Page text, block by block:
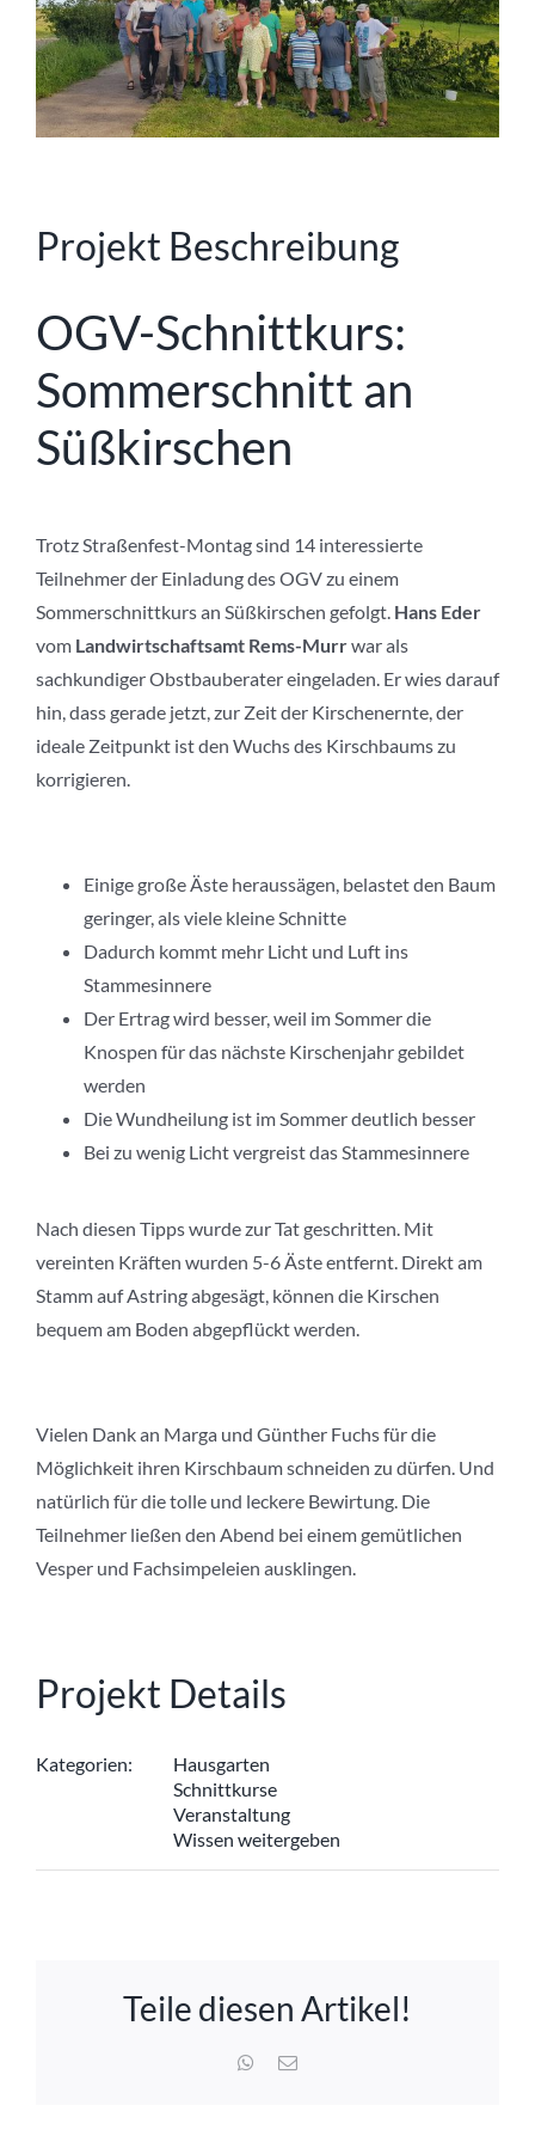
Projekt Beschreibung
OGV-Schnittkurs:
Sommerschnitt an
Süßkirschen
Trotz Straßenfest-Montag sind 14 interessierte
Teilnehmer der Einladung des OGV zu einem
Sommerschnittkurs an Süßkirschen gefolgt. Hans Eder
vom Landwirtschaftsamt Rems-Murrwar als
sachkundiger Obstbauberater eingeladen. Er wies darauf
hin, dass gerade jetzt, zur Zeit der Kirschenernte, der
ideale Zeitpunkt ist den Wuchs des Kirschbaums zu
korrigieren.
Einige große Äste heraussägen, belastet den Baum
geringer, als viele kleine Schnitte
Dadurch kommt mehr Licht und Luft ins
Stammesinnere
Der Ertrag wird besser, weil im Sommer die
Knospen für das nächste Kirschenjahr gebildet
werden
Die Wundheilung ist im Sommer deutlich besser
Bei zu wenig Licht vergreist das Stammesinnere
Nach diesen Tipps wurde zur Tat geschritten. Mit
vereinten Kräften wurden 5-6 Äste entfernt. Direkt am
Stamm auf Astring abgesägt, können die Kirschen
bequem am Boden abgepflückt werden.
Vielen Dank an Marga und Günther Fuchs für die
Möglichkeit ihren Kirschbaum schneiden zu dürfen. Und
natürlich für die tolle und leckere Bewirtung. Die
Teilnehmer ließen den Abend bei einem gemütlichen
Vesper und Fachsimpeleien ausklingen.
Projekt Details
Kategorien:
Hausgarten
Schnittkurse
Veranstaltung
Wissen weitergeben
Teile diesen Artikel!
WhatsApp
E-